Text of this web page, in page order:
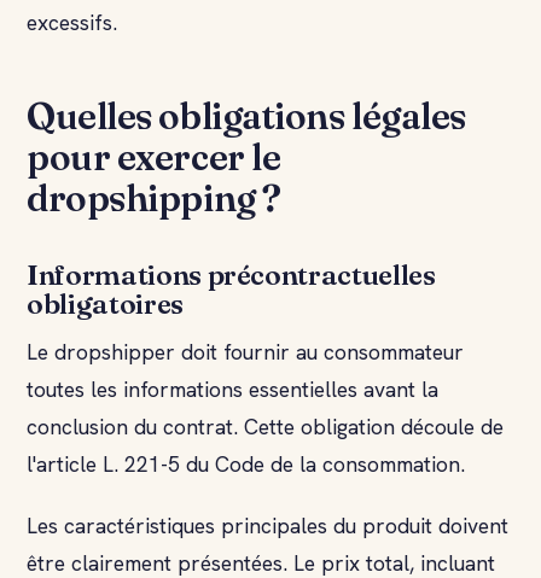
excessifs.
Quelles obligations légales
pour exercer le
dropshipping ?
Informations précontractuelles
obligatoires
Le dropshipper doit fournir au consommateur
toutes les informations essentielles avant la
conclusion du contrat. Cette obligation découle de
l'article L. 221-5 du Code de la consommation.
Les caractéristiques principales du produit doivent
être clairement présentées. Le prix total, incluant